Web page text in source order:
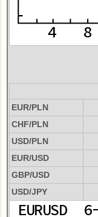
EUR/PLN
CHF/PLN
USD/PLN
EUR/USD
GBP/USD
USD/JPY